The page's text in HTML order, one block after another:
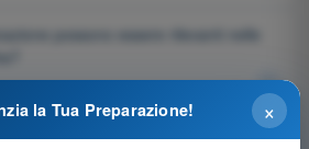
possono essere rilevanti nelle
standard per un aeromobile
×
la Tua Preparazione!